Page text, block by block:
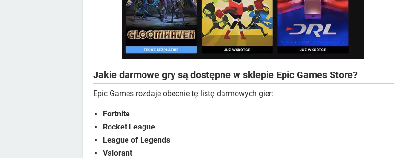
Jakie darmowe gry są dostępne w sklepie Epic Games Store?
Epic Games rozdaje obecnie tę listę darmowych gier:
Fortnite
Rocket League
League of Legends
Valorant